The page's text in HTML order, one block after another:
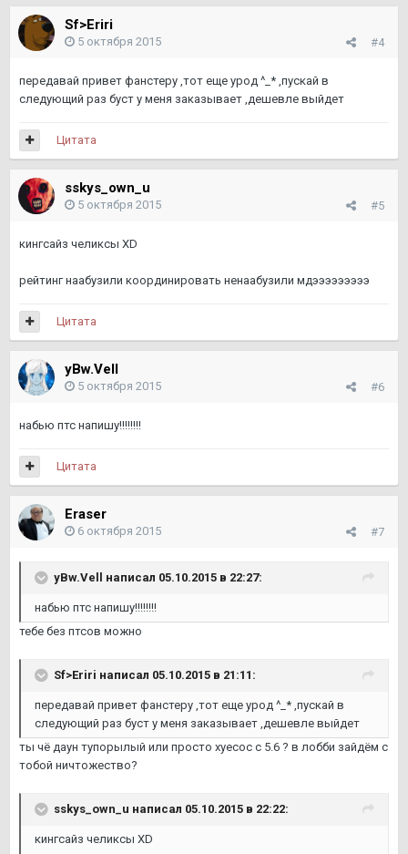
Sf>Eriri
#4
5 октября 2015
передавай привет фанстеру ,тот еще урод ^_* ,пускай в
следующий раз буст у меня заказывает ,дешевле выйдет
Цитата
sskys_own_u
#5
5 октября 2015
кингсайз челиксы XD
рейтинг наабузили координировать ненаабузили мдэээээээээ
Цитата
yBw.Vell
#6
5 октября 2015
набью птс напишу!!!!!!!!
Цитата
Eraser
#7
6 октября 2015
yBw.Vell написал 05.10.2015 в 22:27:
набью птс напишу!!!!!!!!
тебе без птсов можно
Sf>Eriri написал 05.10.2015 в 21:11:
передавай привет фанстеру ,тот еще урод ^_* ,пускай в
следующий раз буст у меня заказывает ,дешевле выйдет
ты чё даун тупорылый или просто хуесос с 5.6 ? в лобби зайдём с
тобой ничтожество?
sskys_own_u написал 05.10.2015 в 22:22:
кингсайз челиксы XD